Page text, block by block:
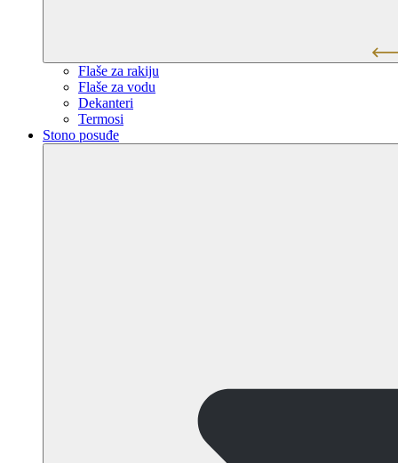
Flaše za rakiju
Flaše za vodu
Dekanteri
Termosi
Stono posuđe